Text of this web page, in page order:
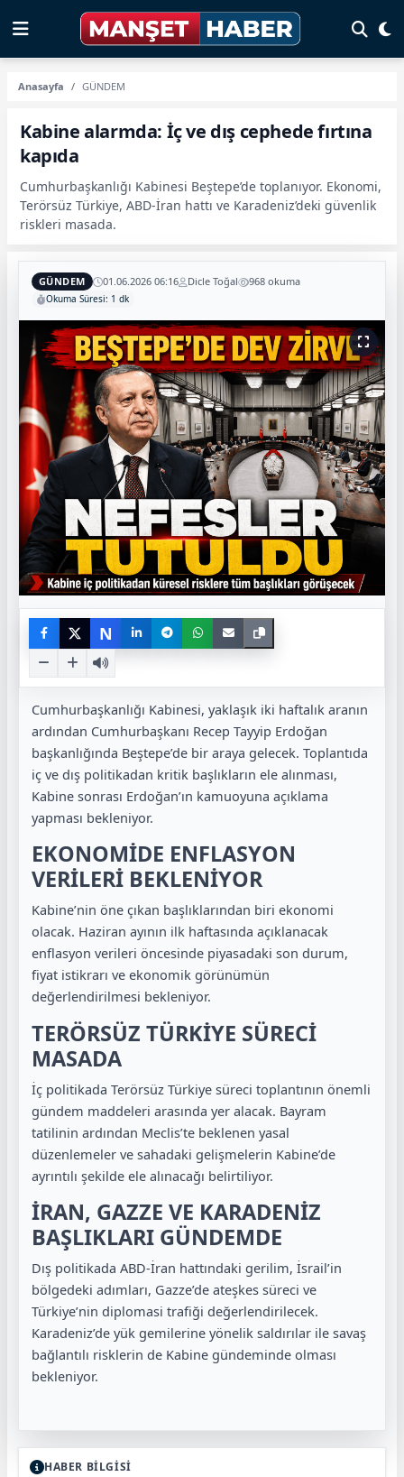
Anasayfa GÜNDEM
Kabine alarmda: İç ve dış cephede fırtına
kapıda
Cumhurbaşkanlığı Kabinesi Beştepe’de toplanıyor. Ekonomi,
Terörsüz Türkiye, ABD-İran hattı ve Karadeniz’deki güvenlik
riskleri masada.
GÜNDEM 01.06.2026 06:16 Dicle Toğal 968 okuma
Okuma Süresi: 1 dk
N
Cumhurbaşkanlığı Kabinesi, yaklaşık iki haftalık aranın
ardından Cumhurbaşkanı Recep Tayyip Erdoğan
başkanlığında Beştepe’de bir araya gelecek. Toplantıda
iç ve dış politikadan kritik başlıkların ele alınması,
Kabine sonrası Erdoğan’ın kamuoyuna açıklama
yapması bekleniyor.
EKONOMİDE ENFLASYON
VERİLERİ BEKLENİYOR
Kabine’nin öne çıkan başlıklarından biri ekonomi
olacak. Haziran ayının ilk haftasında açıklanacak
enflasyon verileri öncesinde piyasadaki son durum,
fiyat istikrarı ve ekonomik görünümün
değerlendirilmesi bekleniyor.
TERÖRSÜZ TÜRKİYE SÜRECİ
MASADA
İç politikada Terörsüz Türkiye süreci toplantının önemli
gündem maddeleri arasında yer alacak. Bayram
tatilinin ardından Meclis’te beklenen yasal
düzenlemeler ve sahadaki gelişmelerin Kabine’de
ayrıntılı şekilde ele alınacağı belirtiliyor.
İRAN, GAZZE VE KARADENİZ
BAŞLIKLARI GÜNDEMDE
Dış politikada ABD-İran hattındaki gerilim, İsrail’in
bölgedeki adımları, Gazze’de ateşkes süreci ve
Türkiye’nin diplomasi trafiği değerlendirilecek.
Karadeniz’de yük gemilerine yönelik saldırılar ile savaş
bağlantılı risklerin de Kabine gündeminde olması
bekleniyor.
HABER BİLGİSİ